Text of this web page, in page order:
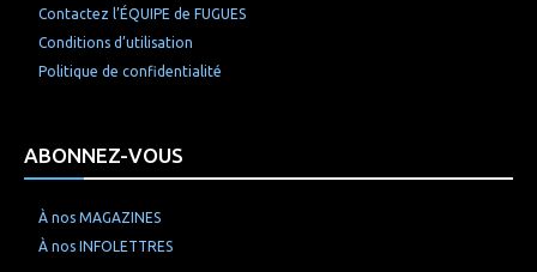
Contactez l’ÉQUIPE de FUGUES
Conditions d’utilisation
Politique de confidentialité
ABONNEZ-VOUS
À nos MAGAZINES
À nos INFOLETTRES